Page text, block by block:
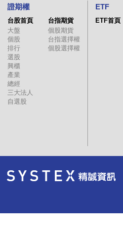
證期權
台股首頁
大盤
個股
排行
選股
興櫃
產業
總經
三大法人
自選股
台指期貨
個股期貨
台指選擇權
個股選擇權
ETF
ETF首頁